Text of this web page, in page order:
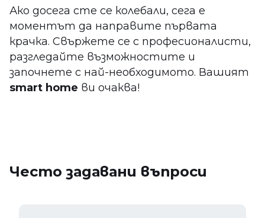
Ако досега сте се колебали, сега е
моментът да направите първата
крачка. Свържете се с професионалисти,
разгледайте възможностите и
започнете с най-необходимото. Вашият
smart home ви очаква!
Често задавани въпроси